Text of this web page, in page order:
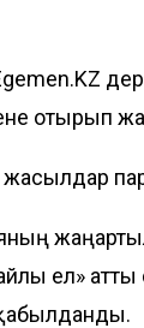
отырып
жасылдар
ел»